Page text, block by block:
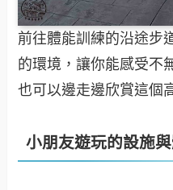
前往體能訓練的沿途步
的環境，讓你能感受不
也可以邊走邊欣賞這個
小朋友遊玩的設施